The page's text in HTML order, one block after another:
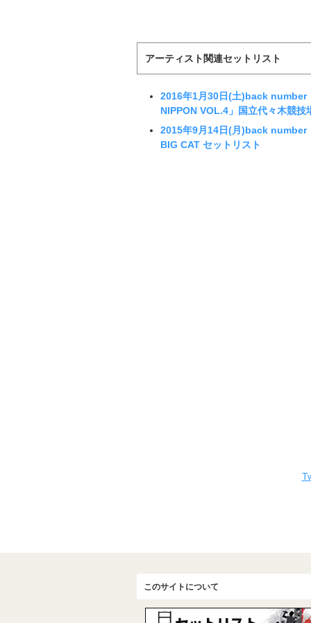
アーティスト関連セットリスト
2016年1月30日(土)back number
NIPPON VOL.4」国立代々木競技
2015年9月14日(月)back number
BIG CAT セットリスト
このサイトについて